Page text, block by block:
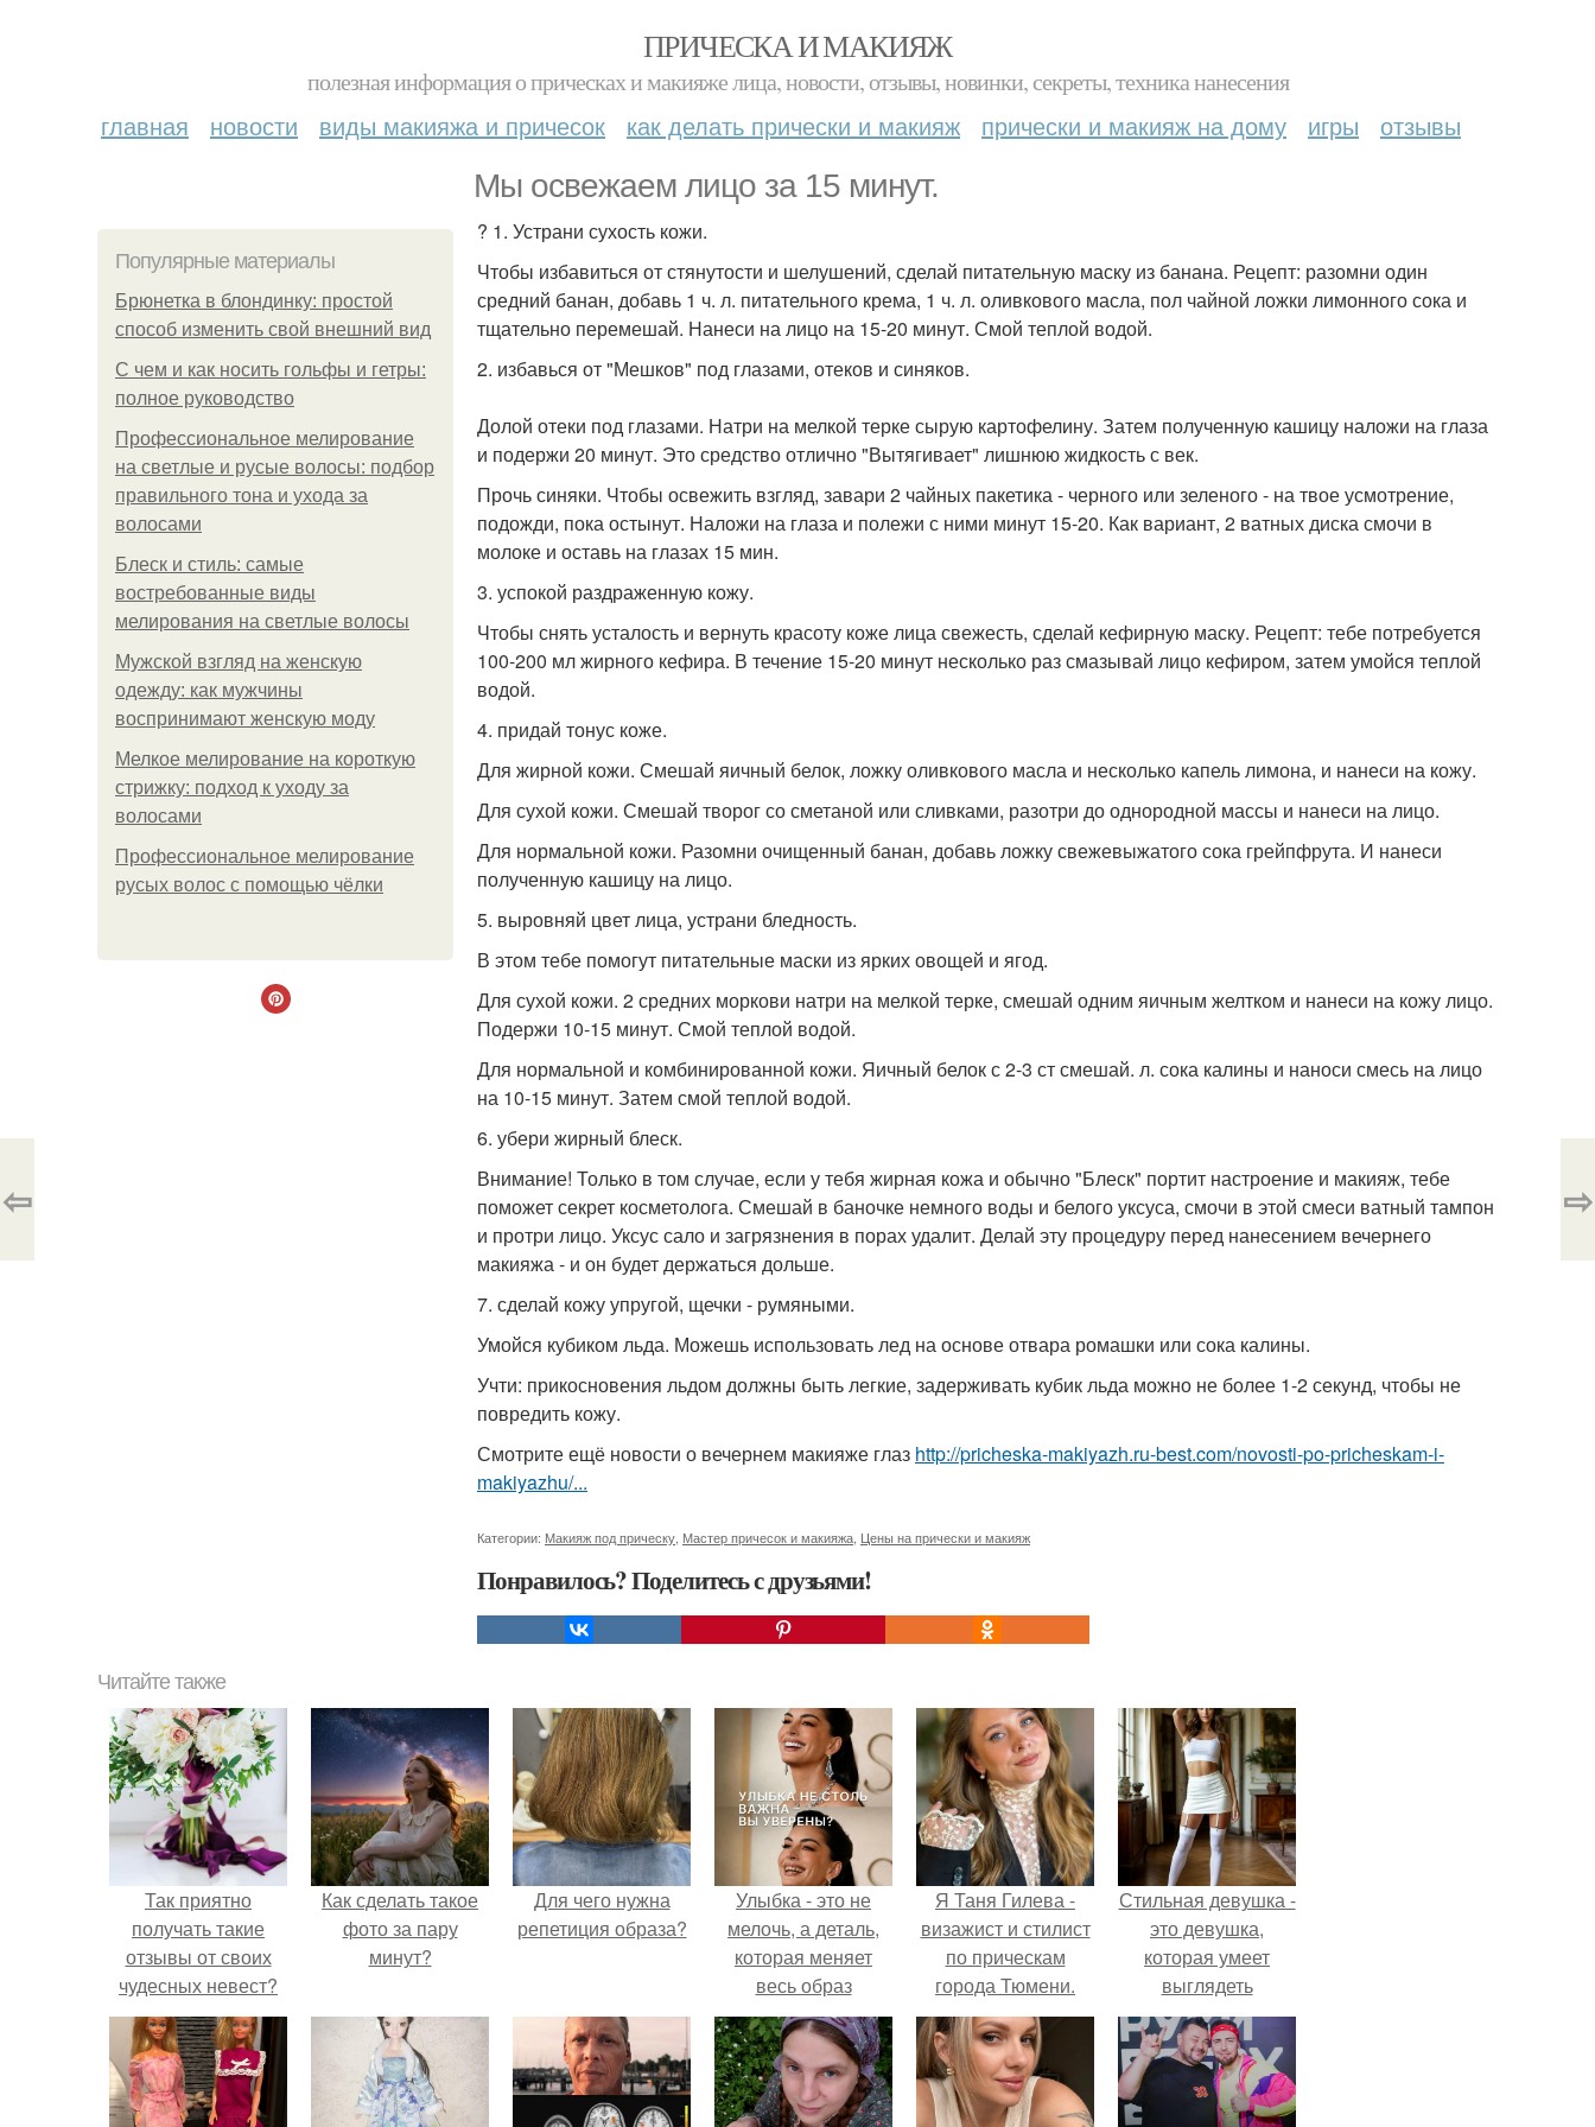
ПРИЧЕСКА И МАКИЯЖ
полезная информация о прическах и макияже лица, новости, отзывы, новинки, секреты, техника нанесения
главная новости виды макияжа и причесок как делать прически и макияж прически и макияж на дому игры отзывы
Мы освежаем лицо за 15 минут.
Популярные материалы
Брюнетка в блондинку: простой
способ изменить свой внешний вид
С чем и как носить гольфы и гетры:
полное руководство
Профессиональное мелирование
на светлые и русые волосы: подбор
правильного тона и ухода за
волосами
Блеск и стиль: самые
востребованные виды
мелирования на светлые волосы
Мужской взгляд на женскую
одежду: как мужчины
воспринимают женскую моду
Мелкое мелирование на короткую
стрижку: подход к уходу за
волосами
Профессиональное мелирование
русых волос с помощью чёлки
? 1. Устрани сухость кожи.
Чтобы избавиться от стянутости и шелушений, сделай питательную маску из банана. Рецепт: разомни один
средний банан, добавь 1 ч. л. питательного крема, 1 ч. л. оливкового масла, пол чайной ложки лимонного сока и
тщательно перемешай. Нанеси на лицо на 15-20 минут. Смой теплой водой.
2. избавься от "Мешков" под глазами, отеков и синяков.
Долой отеки под глазами. Натри на мелкой терке сырую картофелину. Затем полученную кашицу наложи на глаза
и подержи 20 минут. Это средство отлично "Вытягивает" лишнюю жидкость с век.
Прочь синяки. Чтобы освежить взгляд, завари 2 чайных пакетика - черного или зеленого - на твое усмотрение,
подожди, пока остынут. Наложи на глаза и полежи с ними минут 15-20. Как вариант, 2 ватных диска смочи в
молоке и оставь на глазах 15 мин.
3. успокой раздраженную кожу.
Чтобы снять усталость и вернуть красоту коже лица свежесть, сделай кефирную маску. Рецепт: тебе потребуется
100-200 мл жирного кефира. В течение 15-20 минут несколько раз смазывай лицо кефиром, затем умойся теплой
водой.
4. придай тонус коже.
Для жирной кожи. Смешай яичный белок, ложку оливкового масла и несколько капель лимона, и нанеси на кожу.
Для сухой кожи. Смешай творог со сметаной или сливками, разотри до однородной массы и нанеси на лицо.
Для нормальной кожи. Разомни очищенный банан, добавь ложку свежевыжатого сока грейпфрута. И нанеси
полученную кашицу на лицо.
5. выровняй цвет лица, устрани бледность.
В этом тебе помогут питательные маски из ярких овощей и ягод.
Для сухой кожи. 2 средних моркови натри на мелкой терке, смешай одним яичным желтком и нанеси на кожу лицо.
Подержи 10-15 минут. Смой теплой водой.
Для нормальной и комбинированной кожи. Яичный белок с 2-3 ст смешай. л. сока калины и наноси смесь на лицо
на 10-15 минут. Затем смой теплой водой.
6. убери жирный блеск.
Внимание! Только в том случае, если у тебя жирная кожа и обычно "Блеск" портит настроение и макияж, тебе
поможет секрет косметолога. Смешай в баночке немного воды и белого уксуса, смочи в этой смеси ватный тампон
и протри лицо. Уксус сало и загрязнения в порах удалит. Делай эту процедуру перед нанесением вечернего
макияжа - и он будет держаться дольше.
7. сделай кожу упругой, щечки - румяными.
Умойся кубиком льда. Можешь использовать лед на основе отвара ромашки или сока калины.
Учти: прикосновения льдом должны быть легкие, задерживать кубик льда можно не более 1-2 секунд, чтобы не
повредить кожу.
Смотрите ещё новости о вечернем макияже глаз http://pricheska-makiyazh.ru-best.com/novosti-po-pricheskam-i-
makiyazhu/...
Категории: Макияж под прическу Мастер причесок и макияжа Цены на прически и макияж
Понравилось? Поделитесь с друзьями!
⇦ ⇨
Читайте также
Так приятно
получать такие
отзывы от своих
чудесных невест?
Как сделать такое
фото за пару
минут?
Для чего нужна
репетиция образа?
Улыбка - это не
мелочь, а деталь,
которая меняет
весь образ
человека.
Я Таня Гилева -
визажист и стилист
по прическам
города Тюмени.
Стильная девушка -
это девушка,
которая умеет
выглядеть
привлекательно и
элегантно в любои
ситуации.